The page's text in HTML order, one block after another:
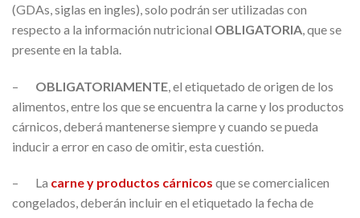
(GDAs, siglas en ingles), solo podrán ser utilizadas con
respecto a la información nutricional OBLIGATORIA , que se
presente en la tabla.
– OBLIGATORIAMENTE , el etiquetado de origen de los
alimentos, entre los que se encuentra la carne y los productos
cárnicos, deberá mantenerse siempre y cuando se pueda
inducir a error en caso de omitir, esta cuestión.
– La carne y productos cárnicos que se comercialicen
congelados, deberán incluir en el etiquetado la fecha de